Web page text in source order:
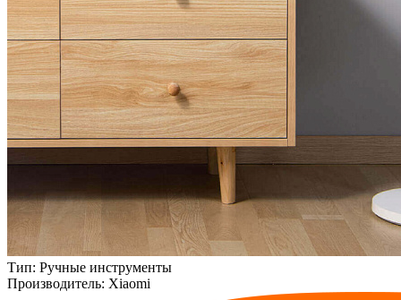
Тип: Ручные инструменты
Производитель: Xiaomi